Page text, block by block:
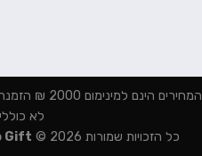
המחירים
לא
כל הזכויות שמורות 2026 ©
Gift